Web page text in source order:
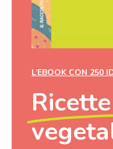
L’EBOOK CON 250